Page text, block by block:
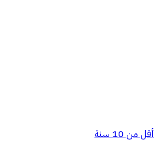
أقل من 10 سنة